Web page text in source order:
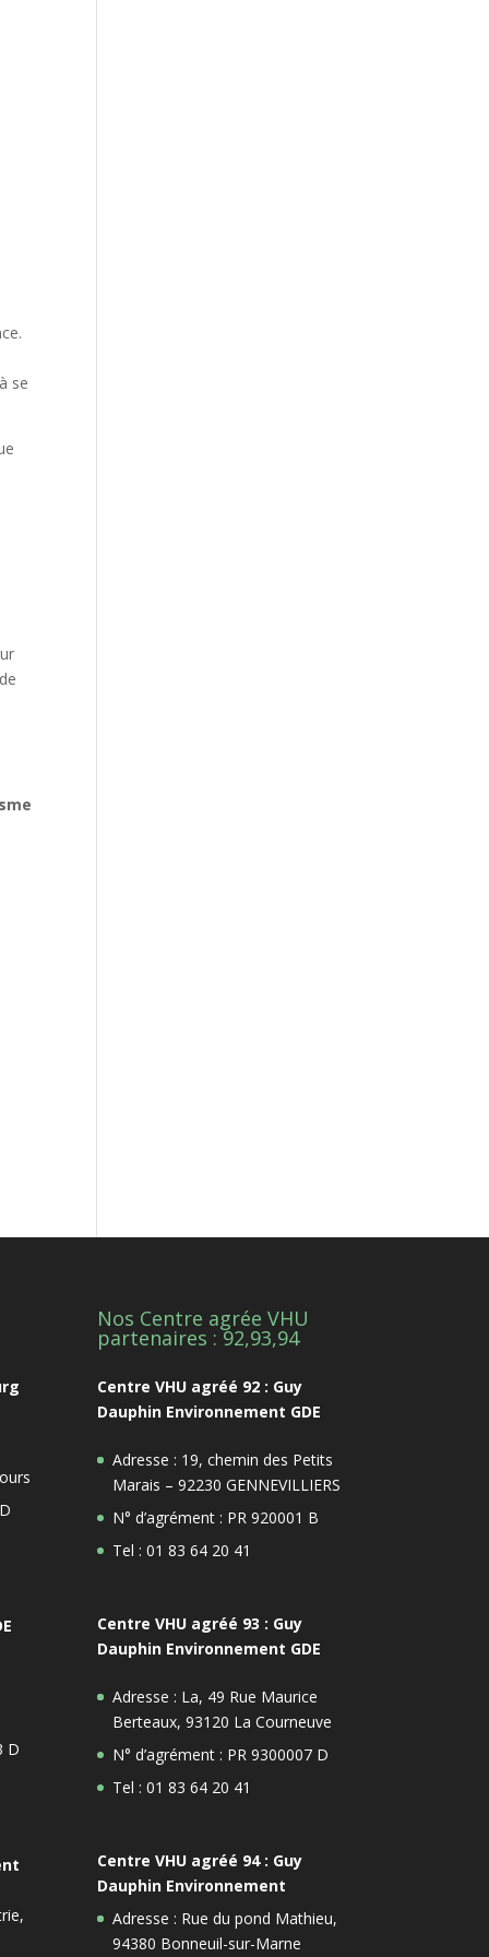
se
de
D
Nos Centre agrée VHU
partenaires : 92,93,94
Centre VHU agréé 92 : Guy
Dauphin Environnement GDE
Adresse : 19, chemin des Petits
Marais – 92230 GENNEVILLIERS
N° d’agrément : PR 920001 B
Tel : 01 83 64 20 41
Centre VHU agréé 93 : Guy
Dauphin Environnement GDE
Adresse : La, 49 Rue Maurice
Berteaux, 93120 La Courneuve
N° d’agrément : PR 9300007 D
Tel : 01 83 64 20 41
Centre VHU agréé 94 : Guy
Dauphin Environnement
Adresse : Rue du pond Mathieu,
94380 Bonneuil-sur-Marne